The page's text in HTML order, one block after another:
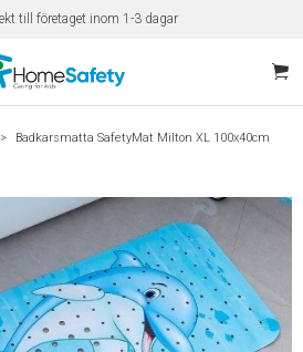
till företaget inom 1-3 dagar
över 10.000kr/år
tillverkning Eget lager i Kungsbacka
>
Badkarsmatta SafetyMat Milton XL 100x40cm